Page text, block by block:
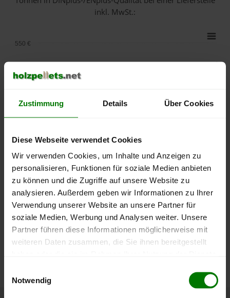
Zustimmung Details Über Cookies
Diese Webseite verwendet Cookies
Wir verwenden Cookies, um Inhalte und Anzeigen zu
personalisieren, Funktionen für soziale Medien anbieten
zu können und die Zugriffe auf unsere Website zu
analysieren. Außerdem geben wir Informationen zu Ihrer
Verwendung unserer Website an unsere Partner für
soziale Medien, Werbung und Analysen weiter. Unsere
Partner führen diese Informationen möglicherweise mit
weiteren Daten zusammen, die Sie ihnen bereitgestellt
Notwendig
inkl. MwSt.:
lose Ware Sackware
September
Januar
Mai
250 €
350 €
550 €
Die aktuelle Preisentwicklung für Holzpellets in Deutschland
können Sie jederzeit auf unsererPelletspreise-Seite